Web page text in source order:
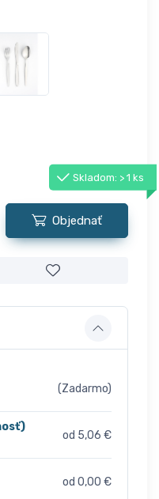
Skladom: > 1 ks
Objednať
(Zadarmo)
od 5,06 €
od 0,00 €